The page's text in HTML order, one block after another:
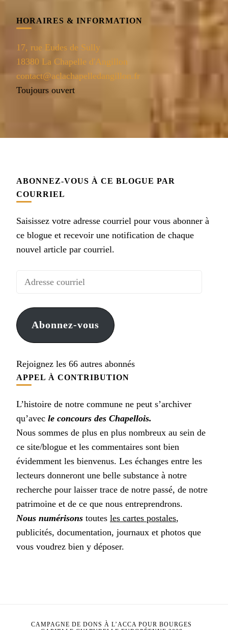
HORAIRES & INFORMATION
17, rue Eudes de Sully
18380 La Chapelle d'Angillon
contact@aclachapelledangillon.fr
Toujours ouvert
ABONNEZ-VOUS À CE BLOGUE PAR
COURRIEL
Saisissez votre adresse courriel pour vous abonner à
ce blogue et recevoir une notification de chaque
nouvel article par courriel.
Adresse
Abonnez-vous
Rejoignez les 66 autres abonnés
APPEL À CONTRIBUTION
L’histoire de notre commune ne peut s’archiver
qu’avec le concours des Chapellois.
Nous sommes de plus en plus nombreux au sein de
ce site/blogue et les commentaires sont bien
évidemment les bienvenus. Les échanges entre les
lecteurs donneront une belle substance à notre
recherche pour laisser trace de notre passé, de notre
patrimoine et de ce que nous entreprendrons.
Nous numérisons toutes les cartes postales,
publicités, documentation, journaux et photos que
vous voudrez bien y déposer.
CAMPAGNE DE DONS À L’ACCA POUR BOURGES